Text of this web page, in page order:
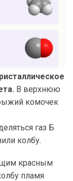
В верхнюю
комочек
газ Б
колбу.
красным
пламя